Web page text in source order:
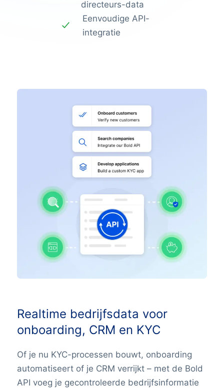
directeurs-data
Eenvoudige API-
integratie
Realtime bedrijfsdata voor
onboarding, CRM en KYC
Of je nu KYC-processen bouwt, onboarding
automatiseert of je CRM verrijkt – met de Bold
API voeg je gecontroleerde bedrijfsinformatie